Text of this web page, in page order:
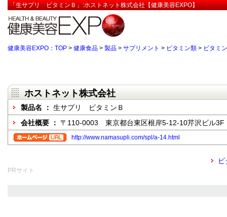
「生サプリ ビタミンＢ」:ホストネット株式会社【健康美容EXPO】
健康美容EXPO：TOP > 健康食品 > 製品 > サプリメント > ビタミン類 > ビタミ
ホストネット株式会社
製品名 ： 生サプリ ビタミンＢ
会社概要 ： 〒110-0003 東京都台東区根岸5-12-10芹沢ビル3F
http://www.namasupli.com/spl/a-14.html
PRサイト